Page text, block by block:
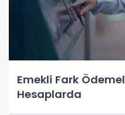
Emekli Fark
Hesaplarda